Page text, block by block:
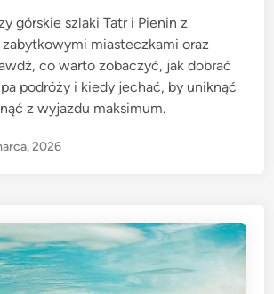
górskie szlaki Tatr i Pienin z
miasteczkami oraz
co warto zobaczyć, jak dobrać
podróży i kiedy jechać, by uniknąć
z wyjazdu maksimum.
2026